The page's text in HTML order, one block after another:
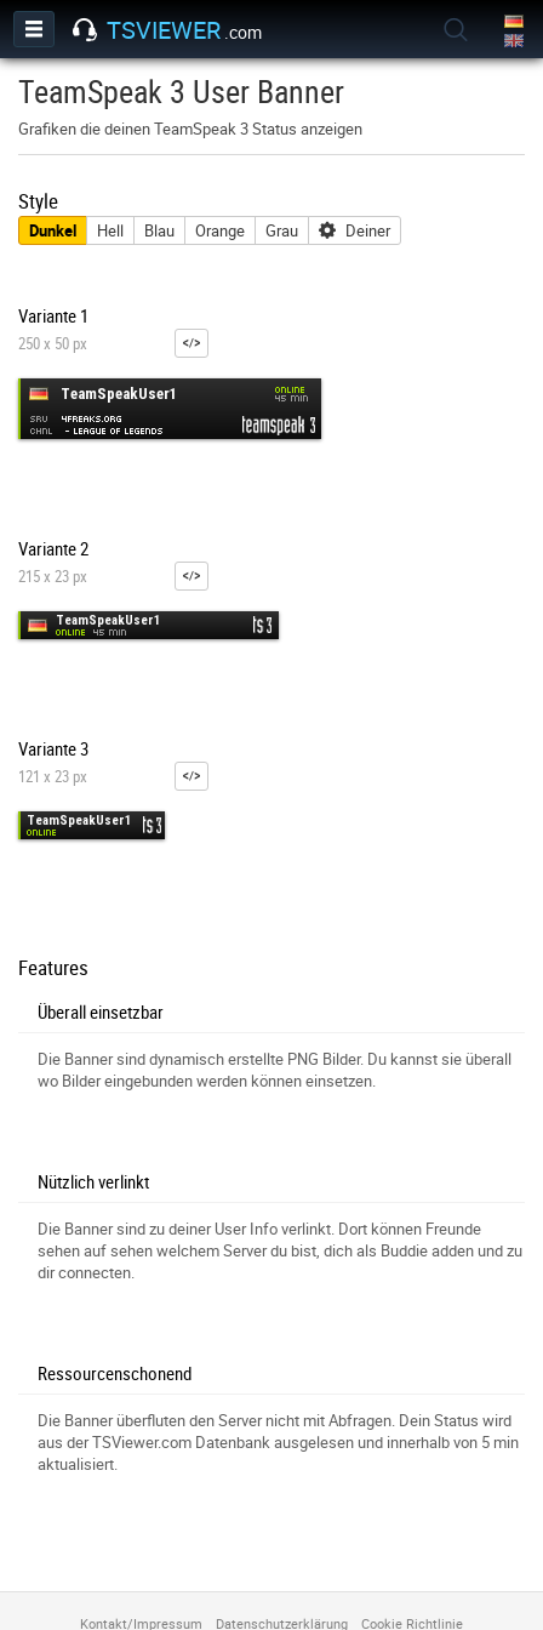
TSVIEWER .com
TeamSpeak 3 User Banner
Grafiken die deinen TeamSpeak 3 Status anzeigen
Style
Dunkel Hell Blau Orange Grau Deiner
Variante 1
250 x 50 px
Variante 2
215 x 23 px
Variante 3
121 x 23 px
Features
Überall einsetzbar
Die Banner sind dynamisch erstellte PNG Bilder. Du kannst sie überall
wo Bilder eingebunden werden können einsetzen.
Nützlich verlinkt
Die Banner sind zu deiner User Info verlinkt. Dort können Freunde
sehen auf sehen welchem Server du bist, dich als Buddie adden und zu
dir connecten.
Ressourcenschonend
Die Banner überfluten den Server nicht mit Abfragen. Dein Status wird
aus der TSViewer.com Datenbank ausgelesen und innerhalb von 5 min
aktualisiert.
Kontakt/Impressum Datenschutzerklärung Cookie Richtlinie